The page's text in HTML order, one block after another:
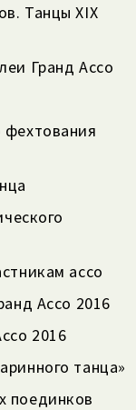
Танцы XIX
Гранд Ассо
фехтования
ассо
Ассо 2016
2016
танца»
поединков